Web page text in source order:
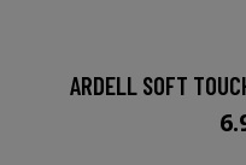
ARDELL SOFT